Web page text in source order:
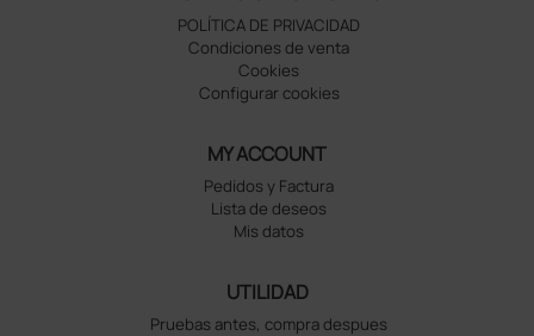
POLÍTICA DE PRIVACIDAD
Condiciones de venta
Cookies
Configurar cookies
MY ACCOUNT
Pedidos y Factura
Lista de deseos
Mis datos
UTILIDAD
Pruebas antes, compra despues